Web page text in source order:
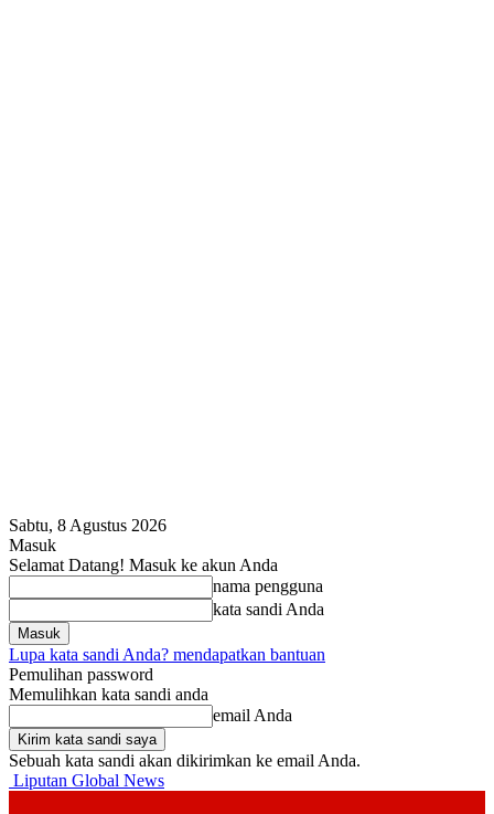
Sabtu, 8 Agustus 2026
Masuk
Selamat Datang! Masuk ke akun Anda
nama pengguna
kata sandi Anda
Lupa kata sandi Anda? mendapatkan bantuan
Pemulihan password
Memulihkan kata sandi anda
email Anda
Sebuah kata sandi akan dikirimkan ke email Anda.
Liputan Global News